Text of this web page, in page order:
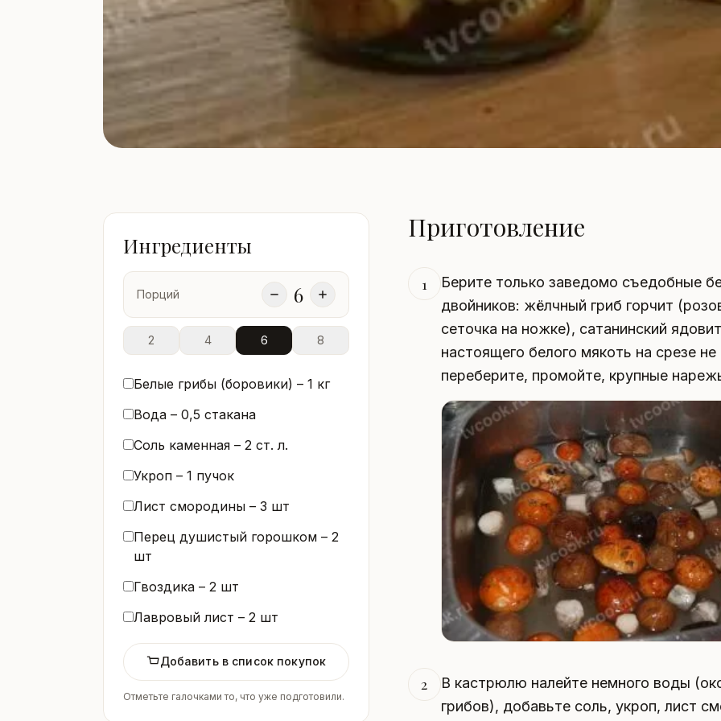
Ингредиенты
Порций 6
2 4 6 8
Белые грибы (боровики) – 1 кг
Вода – 0,5 стакана
Соль каменная – 2 ст. л.
Укроп – 1 пучок
Лист смородины – 3 шт
Перец душистый горошком – 2
шт
Гвоздика – 2 шт
Лавровый лист – 2 шт
Добавить в список покупок
Отметьте галочками то, что уже подготовили.
Приготовление
1
Берите только заведомо съедобные
двойников: жёлчный гриб горчит
сеточка на ножке), сатанинский
настоящего белого мякоть на срезе
переберите, промойте, крупные
2
В кастрюлю налейте немного воды
грибов), добавьте соль, укроп, лист